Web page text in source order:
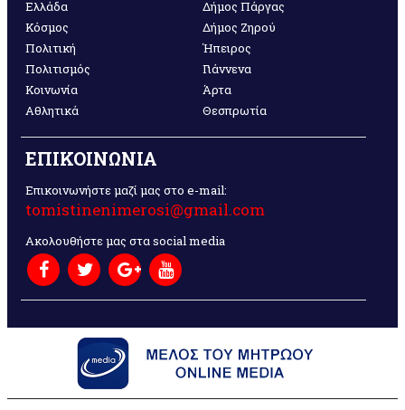
Ελλάδα
Κόσμος
Πολιτική
Πολιτισμός
Κοινωνία
Αθλητικά
Δήμος Πάργας
Δήμος Ζηρού
Ήπειρος
Γιάννενα
Άρτα
Θεσπρωτία
ΕΠΙΚΟΙΝΩΝΙΑ
Επικοινωνήστε μαζί μας στο e-mail:
tomistinenimerosi@gmail.com
Ακολουθήστε μας στα social media